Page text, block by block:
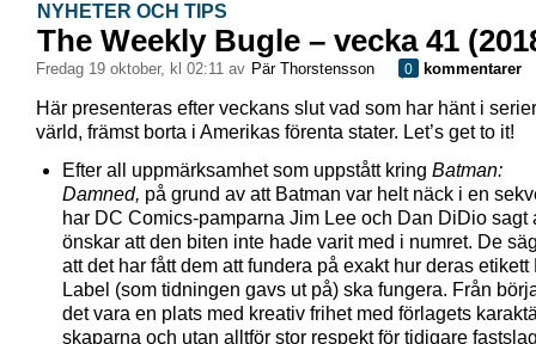
NYHETER OCH TIPS
The Weekly Bugle – vecka 41
fredag 19 oktober, kl 02:11 av Pär Thorstensson 0 kommentarer
Här presenteras efter veckans slut vad som har hänt i
värld, främst borta i Amerikas förenta stater. Let’s get to it!
Efter all uppmärksamhet som uppstått kring Batman:
Damned, på grund av att Batman var helt näck i en
har DC Comics-pamparna Jim Lee och Dan DiDio sagt
önskar att den biten inte hade varit med i numret. De
att det har fått dem att fundera på exakt hur deras etikett
Label (som tidningen gavs ut på) ska fungera. Från
det vara en plats med kreativ frihet med förlagets
skaparna och utan alltför stor respekt för tidigare